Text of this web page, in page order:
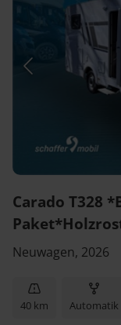
Carado T328
Neuwagen, 2026
40 km Automatik